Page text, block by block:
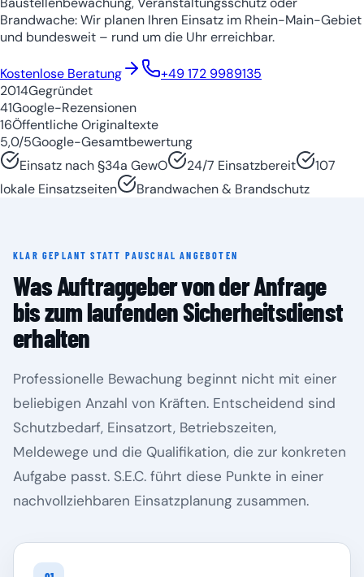
Brandwache: Wir planen Ihren Einsatz im Rhein-Main-Gebiet
und bundesweit – rund um die Uhr erreichbar.
Kostenlose Beratung
+49 172 9989135
2014Gegründet
41Google-Rezensionen
16Öffentliche Originaltexte
5,0/5Google-Gesamtbewertung
Einsatz nach §34a GewO
24/7 Einsatzbereit
107
lokale Einsatzseiten
Brandwachen & Brandschutz
KLAR GEPLANT STATT PAUSCHAL ANGEBOTEN
Was Auftraggeber von der Anfrage
bis zum laufenden Sicherheitsdienst
erhalten
Professionelle Bewachung beginnt nicht mit einer
beliebigen Anzahl von Kräften. Entscheidend sind
Schutzbedarf, Einsatzort, Betriebszeiten,
Meldewege und die Qualifikation, die zur konkreten
Aufgabe passt. S.E.C. führt diese Punkte in einer
nachvollziehbaren Einsatzplanung zusammen.